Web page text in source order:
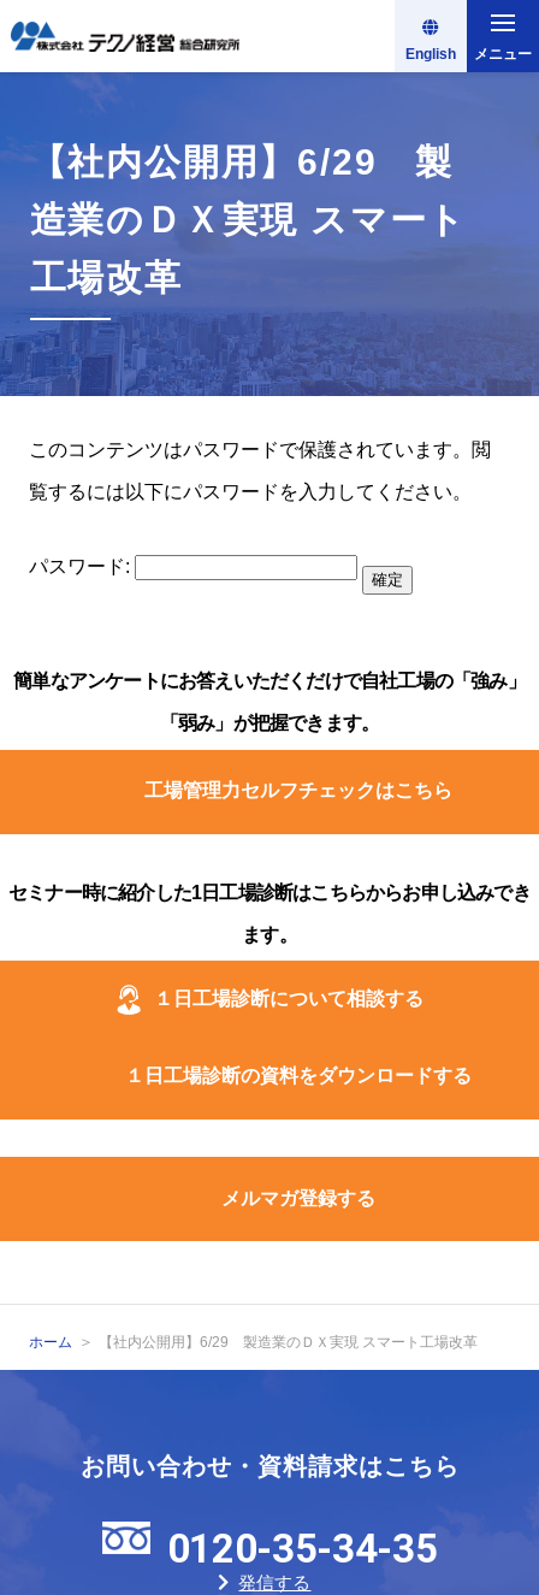
English メニュー
【社内公開用】6/29 製
造業のＤＸ実現 スマート
工場改革
このコンテンツはパスワードで保護されています。閲
覧するには以下にパスワードを入力してください。
パスワード:
簡単なアンケートにお答えいただくだけで自社工場の「強み」
「弱み」が把握できます。
工場管理力セルフチェックはこちら
セミナー時に紹介した1日工場診断はこちらからお申し込みでき
ます。
１日工場診断について相談する
１日工場診断の資料をダウンロードする
メルマガ登録する
ホーム 【社内公開用】6/29 製造業のＤＸ実現 スマート工場改革
お問い合わせ・資料請求はこちら
0120-35-34-35
発信する